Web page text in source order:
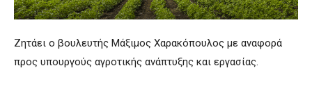
Ζητάει ο βουλευτής Μάξιμος Χαρακόπουλος με αναφορά
προς υπουργούς αγροτικής ανάπτυξης και εργασίας.